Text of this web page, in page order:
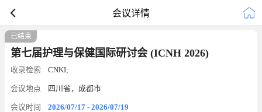
会议详情
已结束
第七届护理与保健国际研讨会 (ICNH 2026)
收录检索 CNKI;
会议地点 四川省，成都市
会议时间 2026/07/17 - 2026/07/19